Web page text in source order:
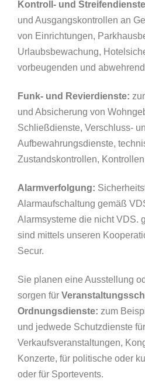
Kontroll- und
und Ausgangskontrollen an
von Einrichtungen,
Urlaubsbewachung,
vorbeugenden und
Funk- und Revierdienste:
und Absicherung von
Schließdienste, Verschluss-
Aufbewahrungsdienste,
Zustandskontrollen,
Alarmverfolgung:
Alarmaufschaltung gemäß
Alarmsysteme die nicht VDS.
sind mittels unseren
Secur.
Sie planen eine Ausstellung
sorgen für
Ordnungsdienste: zum
und jedwede Schutzdienste
Verkaufsveranstaltungen,
Konzerte, für politische oder
oder für Sportevents.